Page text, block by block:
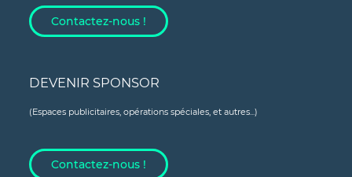
Contactez-nous !
DEVENIR SPONSOR
(Espaces publicitaires, opérations spéciales, et autres...)
Contactez-nous !